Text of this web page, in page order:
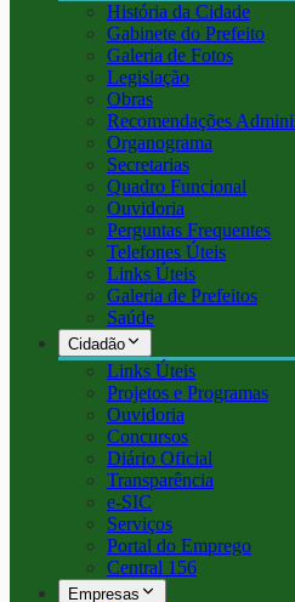
História da Cidade
Gabinete do Prefeito
Galeria de Fotos
Legislação
Obras
Recomendações
Organograma
Secretarias
Quadro Funcional
Ouvidoria
Perguntas Frequentes
Telefones Úteis
Links Úteis
Galeria de Prefeitos
Saúde
Cidadão
Links Úteis
Projetos e Programas
Ouvidoria
Concursos
Diário Oficial
Transparência
e-SIC
Serviços
Portal do Emprego
Central 156
Empresas